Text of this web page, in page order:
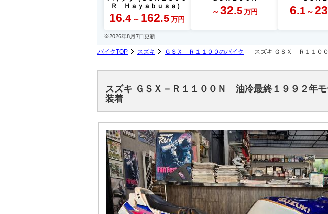
Ｒ Ｈａｙａｂｕｓａ）
16.4 ～ 162.5 万円
～ 32.5 万円 6.1 ～ 23
※2026年8月7日更新
バイクTOP スズキ ＧＳＸ－Ｒ１１００のバイク スズキ ＧＳＸ－Ｒ１１
スズキ ＧＳＸ－Ｒ１１００Ｎ 油冷最終１９９２年
装着